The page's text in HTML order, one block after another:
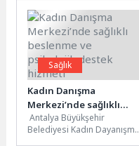
Sağlık
Kadın Danışma
Merkezi’nde sağlıklı
beslenme ve psikolojik
destek hizmeti
Antalya Büyükşehir
Belediyesi Kadın Dayanışma